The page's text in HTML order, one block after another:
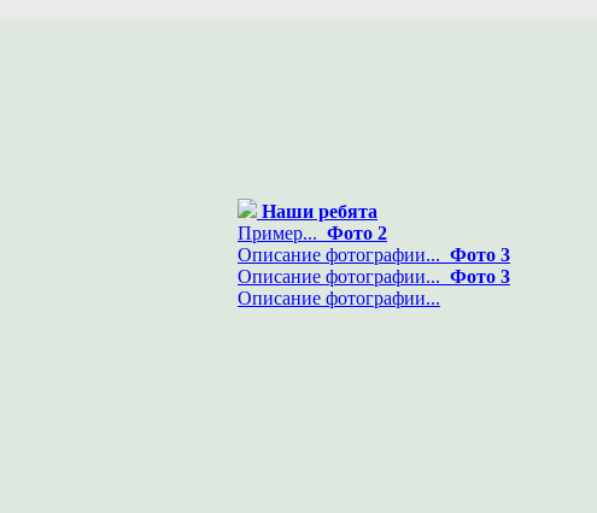
Наши ребята
Пример... Фото 2
Описание фотографии... Фото 3
Описание фотографии... Фото 3
Описание фотографии...